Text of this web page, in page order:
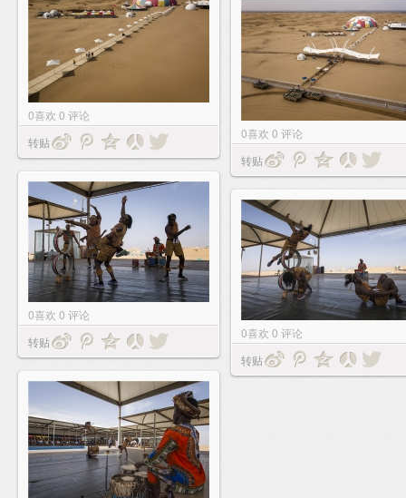
0喜欢 0 评论
转贴
0喜欢 0 评论
转贴
0喜欢 0 评论
转贴
0喜欢 0 评论
转贴